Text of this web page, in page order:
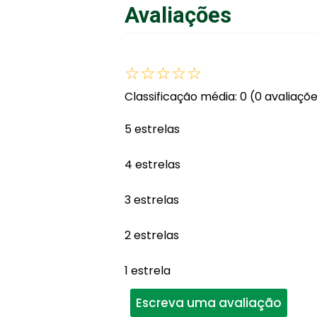
Avaliações
☆☆☆☆☆
Classificação média: 0 (0
5 estrelas
4 estrelas
3 estrelas
2 estrelas
1 estrela
Escreva uma avaliação